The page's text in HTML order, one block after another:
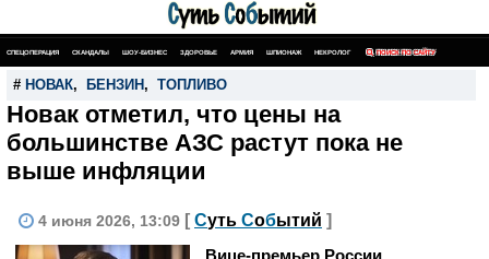
СПЕЦОПЕРАЦИЯ СКАНДАЛЫ ШОУ-БИЗНЕС ЗДОРОВЬЕ АРМИЯ ШПИОНАЖ НЕКРОЛОГ ПОИСК ПО САЙТУ
# НОВАК, БЕНЗИН , ТОПЛИВО
Новак отметил, что цены на
большинстве АЗС растут пока не
выше инфляции
4 июня 2026, 13:09 [ Суть Событий ]
Вице-премьер России